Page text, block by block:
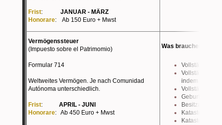
Frist: JANUAR - MÄRZ
Honorare: Ab 150 Euro + Mwst
Vermögenssteuer
(Impuesto sobre el Patrimomio)
Formular 714
Weltweites Vermögen. Je nach Comunidad
Autónoma unterschiedlich.
Frist: APRIL - JUNI
Honorare: Ab 450 Euro + Mwst
Was brauchen wir
Vollständiger
Vollständige
indem Sie
Vollständige
Besitzanteil %
Katasterwert